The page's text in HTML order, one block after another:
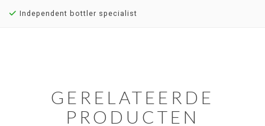
Independent bottler specialist
GERELATEERDE
PRODUCTEN